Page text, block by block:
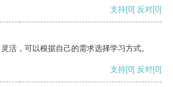
支持[0] 反对[0]
活，可以根据自己的需求选择学习方式。
支持[0] 反对[0]